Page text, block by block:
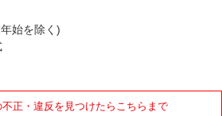
始を除く)
正・違反を見つけたらこちらまで